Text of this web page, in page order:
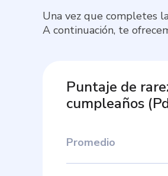
Una vez que completes
A continuación, te
Puntaje de
cumpleaños (
Promedio